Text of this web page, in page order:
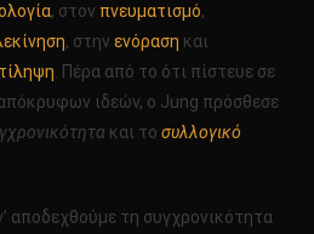
, στον πνευματισμό,
, στην ενόραση και
. Πέρα από το ότι πίστευε σε
ιδεών, ο Jung πρόσθεσε
και το συλλογικό
αποδεχθούμε τη συγχρονικότητα